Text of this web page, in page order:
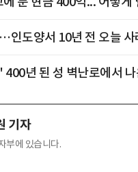
인도양서 10년 전 오늘
년 된 성 벽난로에서 나
기자
부에 있습니다.